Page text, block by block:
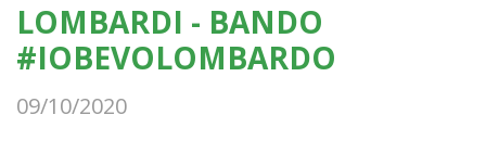
LOMBARDI - BANDO
#IOBEVOLOMBARDO
09/10/2020